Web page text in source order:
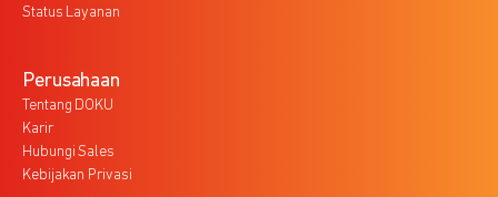
Status Layanan
Perusahaan
Tentang DOKU
Karir
Hubungi Sales
Kebijakan Privasi